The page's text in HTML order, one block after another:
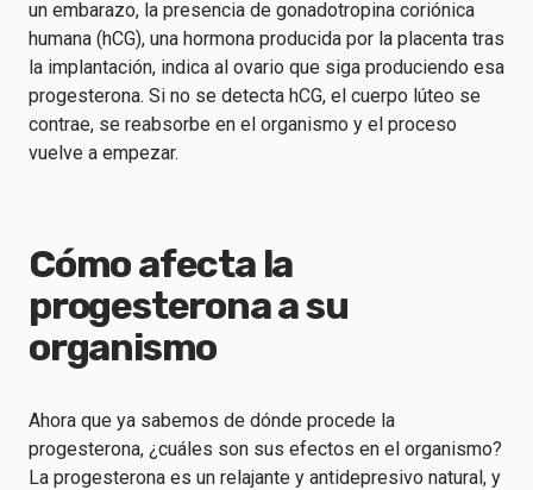
un embarazo, la presencia de gonadotropina coriónica
humana (hCG), una hormona producida por la placenta tras
la implantación, indica al ovario que siga produciendo esa
progesterona. Si no se detecta hCG, el cuerpo lúteo se
contrae, se reabsorbe en el organismo y el proceso
vuelve a empezar.
Cómo afecta la
progesterona a su
organismo
Ahora que ya sabemos de dónde procede la
progesterona, ¿cuáles son sus efectos en el organismo?
La progesterona es un relajante y antidepresivo natural, y